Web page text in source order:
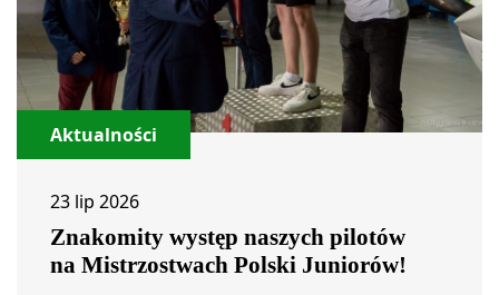
Aktualności
23 lip 2026
Znakomity występ naszych pilotów
na Mistrzostwach Polski Juniorów!